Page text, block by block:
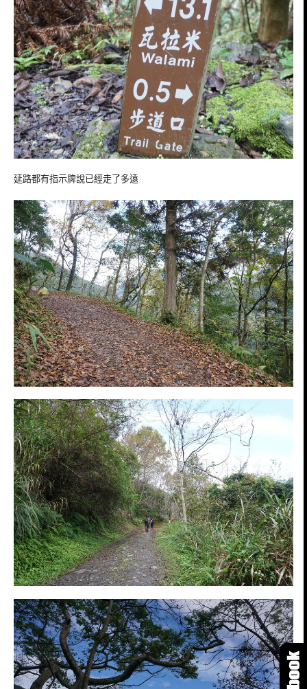
延路都有指示牌說已經走了多遠